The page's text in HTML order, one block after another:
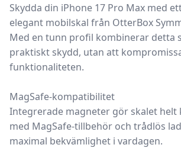
Skydda din iPhone 17 Pro Max med
elegant mobilskal från OtterBox
Med en tunn profil kombinerar detta
praktiskt skydd, utan att
funktionaliteten.
MagSafe-kompatibilitet
Integrerade magneter gör skalet helt
med MagSafe-tillbehör och trådlös
maximal bekvämlighet i vardagen.